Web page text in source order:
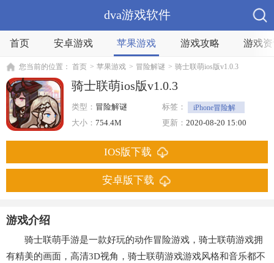
dva游戏软件
首页 安卓游戏 苹果游戏 游戏攻略 游戏
您当前的位置： 首页 > 苹果游戏 > 冒险解谜 > 骑士联萌ios版v1.0.3
骑士联萌ios版v1.0.3
类型： 冒险解谜 标签：
iPhone冒险解
谜
冒险
大小： 754.4M 更新： 2020-08-20 15:00
IOS版下载
安卓版下载
游戏介绍
骑士联萌手游是一款好玩的动作冒险游戏，骑士联萌游戏拥
有精美的画面，高清3D视角，骑士联萌游戏游戏风格和音乐都不